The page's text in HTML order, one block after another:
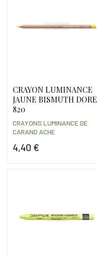
CRAYON LUMINANCE
JAUNE BISMUTH DORE
820
4,40 €
CRAYONS LUMINANCE DE
CARAND ACHE